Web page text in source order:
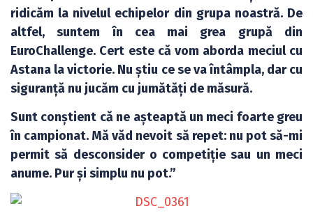
ridicăm la nivelul echipelor din grupa noastră. De
altfel, suntem în cea mai grea grupă din
EuroChallenge. Cert este că vom aborda meciul cu
Astana la victorie. Nu știu ce se va întâmpla, dar cu
siguranță nu jucăm cu jumătăți de măsură.
Sunt conștient că ne așteaptă un meci foarte greu
în campionat. Mă văd nevoit să repet: nu pot să-mi
permit să desconsider o competiție sau un meci
anume. Pur și simplu nu pot.”